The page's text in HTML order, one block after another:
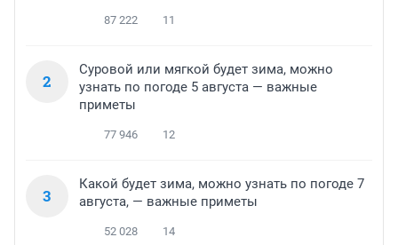
87 222 11
2
Суровой или мягкой будет зима, можно
узнать по погоде 5 августа — важные
приметы
77 946 12
3
Какой будет зима, можно узнать по погоде 7
августа, — важные приметы
52 028 14